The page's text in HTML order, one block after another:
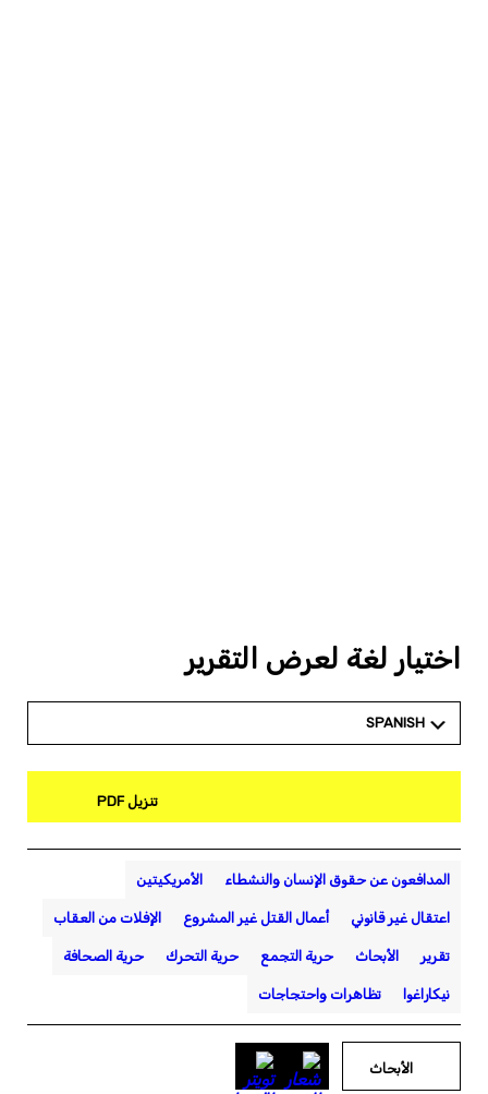
اختيار لغة لعرض التقرير
SPANISH
تنزيل PDF
المدافعون عن حقوق الإنسان والنشطاء الأمريكيتين
اعتقال غير قانوني أعمال القتل غير المشروع الإفلات من العقاب
تقرير الأبحاث حرية التجمع حرية التحرك حرية الصحافة
نيكاراغوا تظاهرات واحتجاجات
الأبحاث